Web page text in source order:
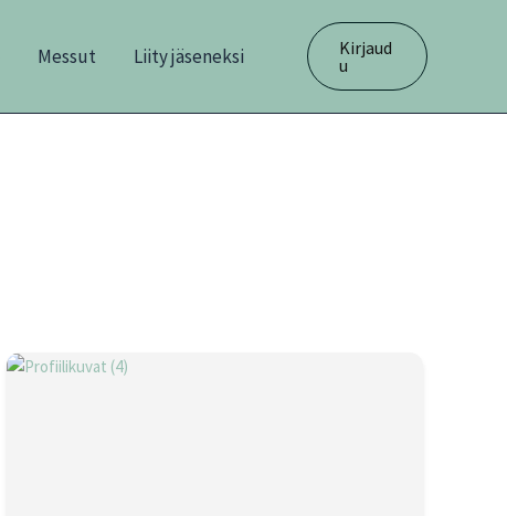
Messut Liity jäseneksi
Kirjaud
u